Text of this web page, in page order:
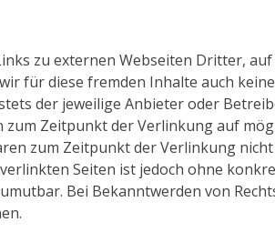
zu externen Webseiten Dritter,
für diese fremden Inhalte auch
der jeweilige Anbieter oder
zum Zeitpunkt der Verlinkung auf
zum Zeitpunkt der Verlinkung
Seiten ist jedoch ohne
Bei Bekanntwerden von